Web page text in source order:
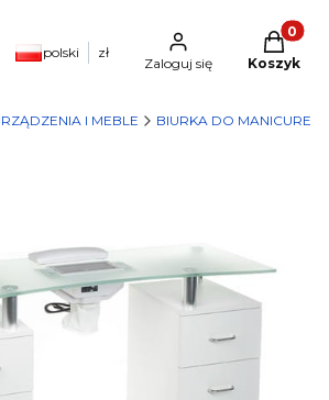
wyszukiwarkę
polski zł
Zaloguj się Koszyk
I MEBLE BIURKA DO MANICURE